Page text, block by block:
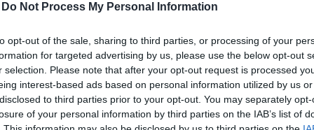
Do Not Process My Personal Information
opt-out of the sale, sharing to third parties, or processing of your
for targeted advertising by us, please use the below opt-out
selection. Please note that after your opt-out request is processed
interest-based ads based on personal information utilized by us
to third parties prior to your opt-out. You may separately
of your personal information by third parties on the IAB’s list of
Törökországot a
Service nemzetközi hitelminősítő szerdán egy